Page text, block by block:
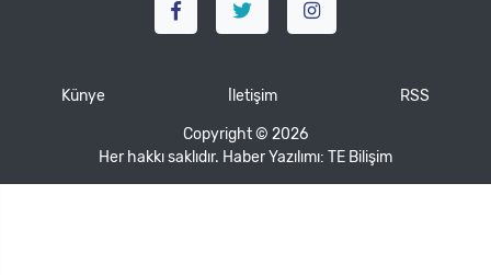
Künye İletişim RSS
Copyright © 2026
Her hakkı saklıdır. Haber Yazılımı: TE Bilişim